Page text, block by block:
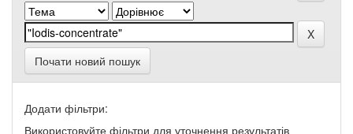
Почати новий пошук
Додати фільтри:
Використовуйте фільтри для уточнення результатів